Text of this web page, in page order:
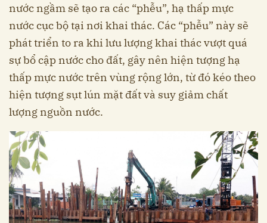
nước ngầm sẽ tạo ra các “phễu”, hạ thấp mực
nước cục bộ tại nơi khai thác. Các “phễu” này sẽ
phát triển to ra khi lưu lượng khai thác vượt quá
sự bổ cập nước cho đất, gây nên hiện tượng hạ
thấp mực nước trên vùng rộng lớn, từ đó kéo theo
hiện tượng sụt lún mặt đất và suy giảm chất
lượng nguồn nước.